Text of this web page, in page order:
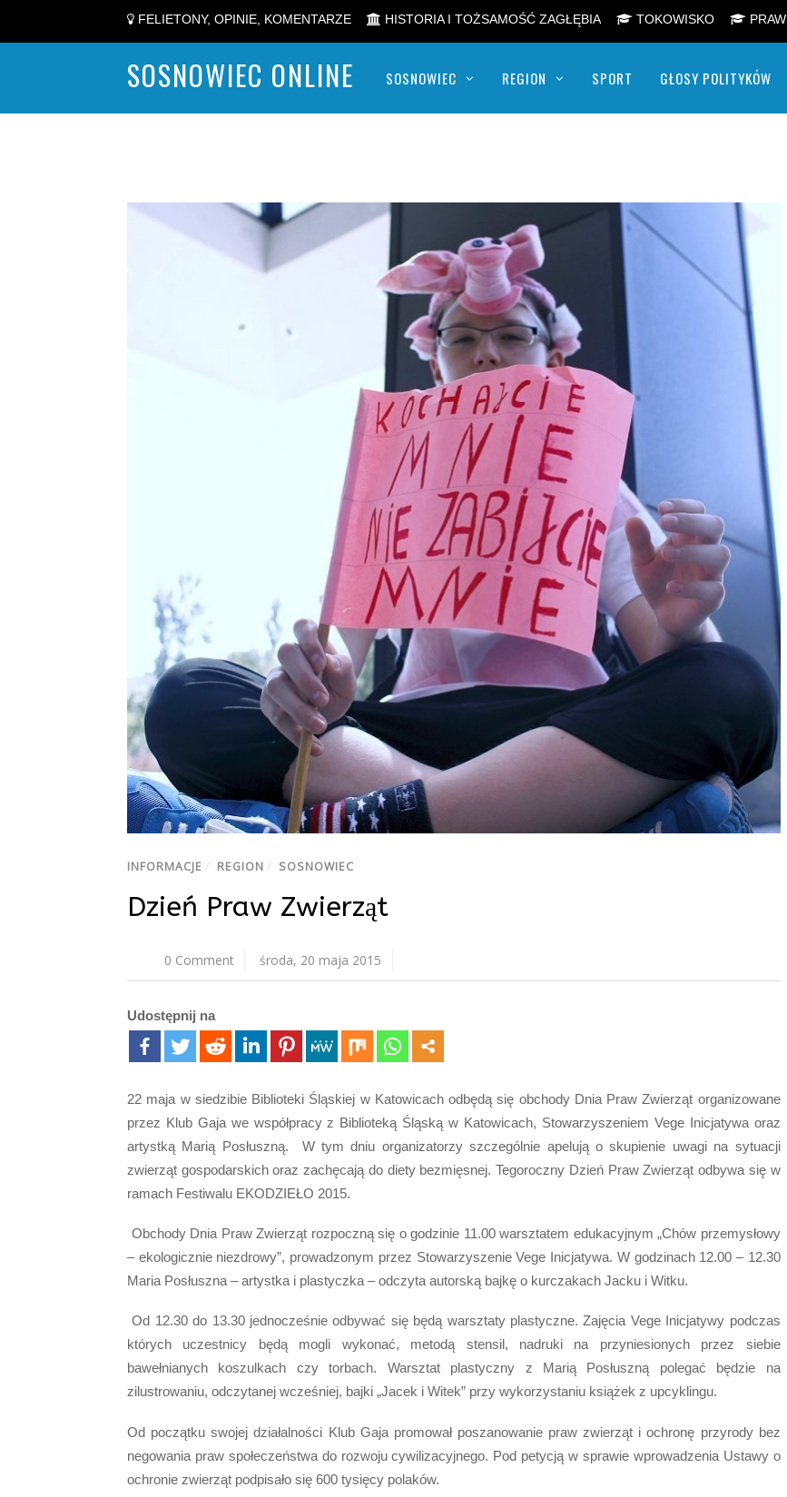
FELIETONY, OPINIE, KOMENTARZE HISTORIA I TOŻSAMOŚĆ ZAGŁĘBIA TOKOWISKO
SOSNOWIEC ONLINE SOSNOWIEC REGION SPORT GŁOSY POLITYKÓW
INFORMACJE / REGION / SOSNOWIEC
Dzień Praw Zwierząt
0 Comment środa, 20 maja 2015
Udostępnij na
22 maja w siedzibie Biblioteki Śląskiej w Katowicach odbędą się obchody Dnia Praw Zwierząt organizowane
przez Klub Gaja we współpracy z Biblioteką Śląską w Katowicach, Stowarzyszeniem Vege Inicjatywa oraz
artystką Marią Posłuszną. W tym dniu organizatorzy szczególnie apelują o skupienie uwagi na sytuacji
zwierząt gospodarskich oraz zachęcają do diety bezmięsnej. Tegoroczny Dzień Praw Zwierząt odbywa się w
ramach Festiwalu EKODZIEŁO 2015.
Obchody Dnia Praw Zwierząt rozpoczną się o godzinie 11.00 warsztatem edukacyjnym „Chów przemysłowy
– ekologicznie niezdrowy”, prowadzonym przez Stowarzyszenie Vege Inicjatywa. W godzinach 12.00 – 12.30
Maria Posłuszna – artystka i plastyczka – odczyta autorską bajkę o kurczakach Jacku i Witku.
Od 12.30 do 13.30 jednocześnie odbywać się będą warsztaty plastyczne. Zajęcia Vege Inicjatywy podczas
których uczestnicy będą mogli wykonać, metodą stensil, nadruki na przyniesionych przez siebie
bawełnianych koszulkach czy torbach. Warsztat plastyczny z Marią Posłuszną polegać będzie na
zilustrowaniu, odczytanej wcześniej, bajki „Jacek i Witek” przy wykorzystaniu książek z upcyklingu.
Od początku swojej działalności Klub Gaja promował poszanowanie praw zwierząt i ochronę przyrody bez
negowania praw społeczeństwa do rozwoju cywilizacyjnego. Pod petycją w sprawie wprowadzenia Ustawy o
ochronie zwierząt podpisało się 600 tysięcy polaków.